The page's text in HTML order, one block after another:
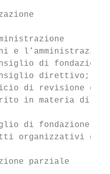
e
di fondazione;
direttivo;
di revisione e
in materia di
di fondazione
organizzativi
parziale